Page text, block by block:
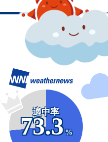
適中率
73.3
%